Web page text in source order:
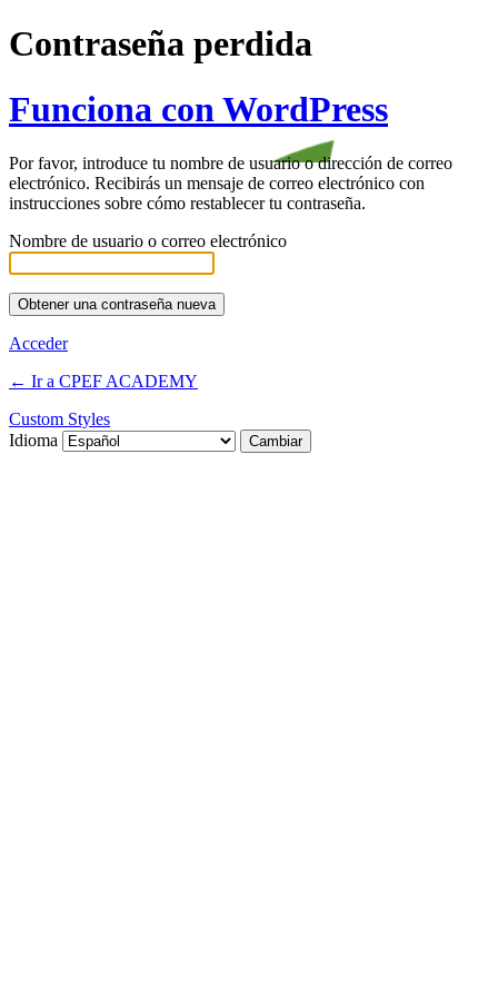
Contraseña perdida
Funciona con WordPress
Por favor, introduce tu nombre de usuario o dirección de correo
electrónico. Recibirás un mensaje de correo electrónico con
instrucciones sobre cómo restablecer tu contraseña.
Nombre de usuario o correo electrónico
Acceder
← Ir a CPEF ACADEMY
Custom Styles
Idioma